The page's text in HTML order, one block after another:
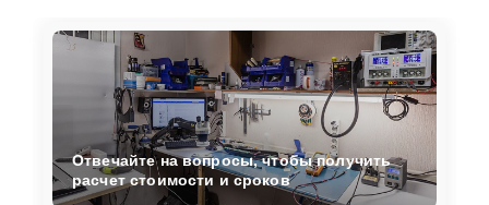
Отвечайте на вопросы, чтобы получить
расчет стоимости и сроков